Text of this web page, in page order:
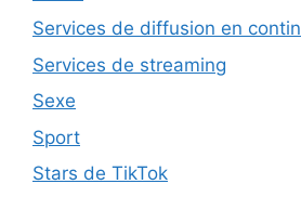
Services de diffusion en
Services de streaming
Sexe
Sport
Stars de TikTok